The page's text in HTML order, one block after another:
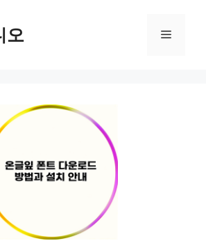
오 메